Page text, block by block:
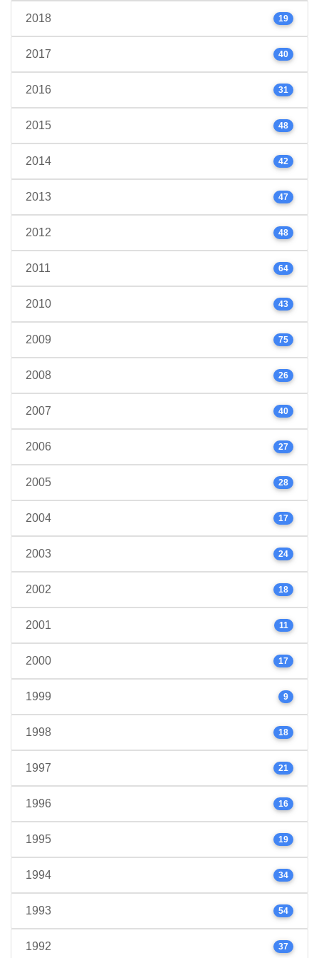
2018 19
2017 40
2016 31
2015 48
2014 42
2013 47
2012 48
2011 64
2010 43
2009 75
2008 26
2007 40
2006 27
2005 28
2004 17
2003 24
2002 18
2001 11
2000 17
1999 9
1998 18
1997 21
1996 16
1995 19
1994 34
1993 54
1992 37